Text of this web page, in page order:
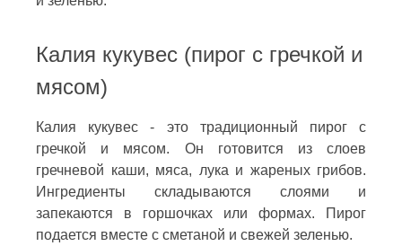
Калия кукувес (пирог с гречкой и
мясом)
Калия кукувес - это традиционный пирог с
гречкой и мясом. Он готовится из слоев
гречневой каши, мяса, лука и жареных грибов.
Ингредиенты складываются слоями и
запекаются в горшочках или формах. Пирог
подается вместе с сметаной и свежей зеленью.